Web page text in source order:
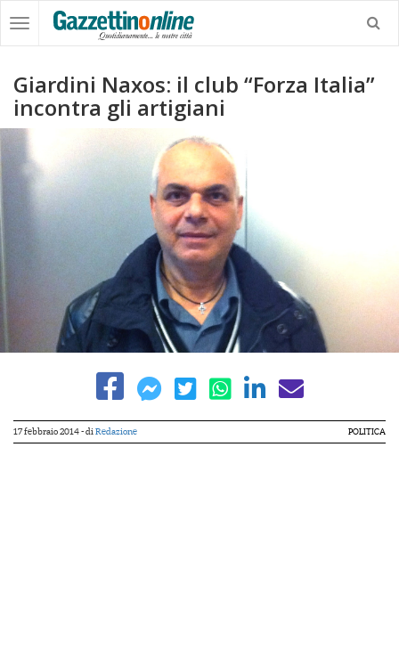
Giardini Naxos: il club “Forza Italia”
incontra gli artigiani
17 febbraio 2014- di Redazione POLITICA